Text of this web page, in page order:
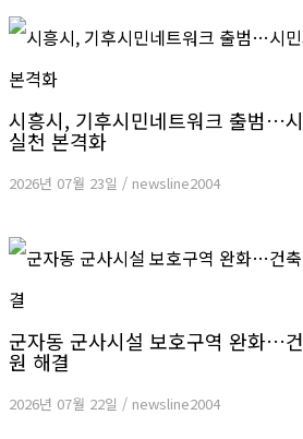
시흥시, 기후시민네트워크 출범…
실천 본격화
2026년 07월 23일 / newsline2004
군자동 군사시설 보호구역 완화…
원 해결
2026년 07월 22일 / newsline2004